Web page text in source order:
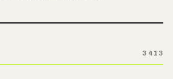
3 413